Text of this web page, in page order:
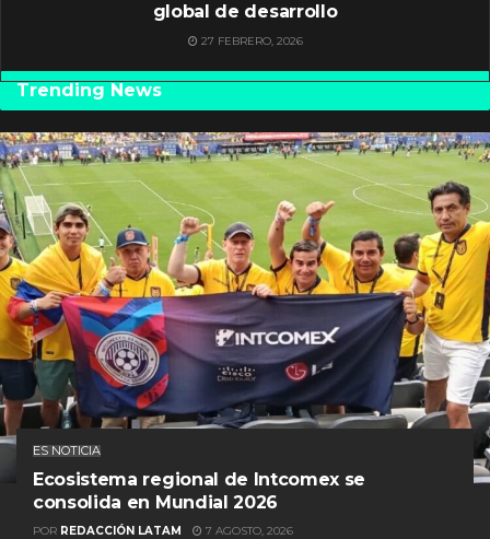
global de desarrollo
27 FEBRERO, 2026
Trending News
ES NOTICIA
Ecosistema regional de Intcomex se
consolida en Mundial 2026
POR REDACCIÓN LATAM 7 AGOSTO, 2026